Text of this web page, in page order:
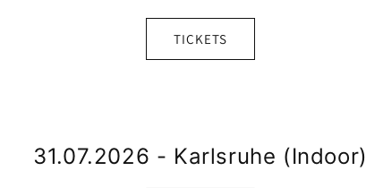
TICKETS
31.07.2026 - Karlsruhe (Indoor)